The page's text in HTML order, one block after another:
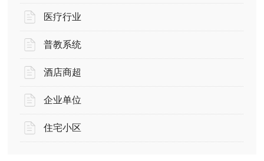
医疗行业
普教系统
酒店商超
企业单位
住宅小区